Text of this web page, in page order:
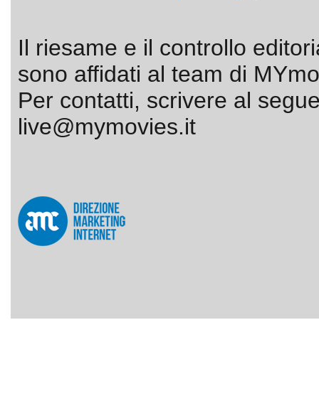
Il riesame e il controllo
sono affidati al team di
Per contatti, scrivere al
live@mymovies.it